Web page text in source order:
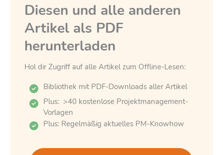
Diesen und alle anderen
Artikel als PDF
herunterladen
Hol dir Zugriff auf alle Artikel zum Offline-Lesen:
Bibliothek mit PDF-Downloads aller Artikel
Plus: >40 kostenlose Projektmanagement-
Vorlagen
Plus: Regelmäßig aktuelles PM-Knowhow